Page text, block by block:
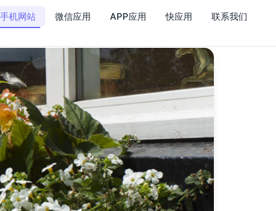
手机网站 微信应用 APP应用 快应用 联系我们